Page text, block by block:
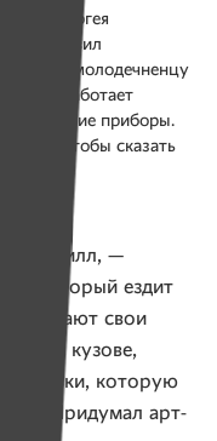
Сергея
представил
молодечненцу
лет работает
и другие приборы.
свет, чтобы сказать
Билл, —
который ездит
создают свои
его кузове,
которую
Придумал арт-